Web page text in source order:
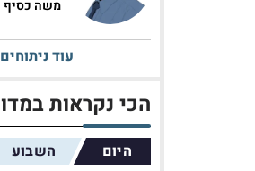
משה כסיף
עוד
הכי נקראות
היום השבוע